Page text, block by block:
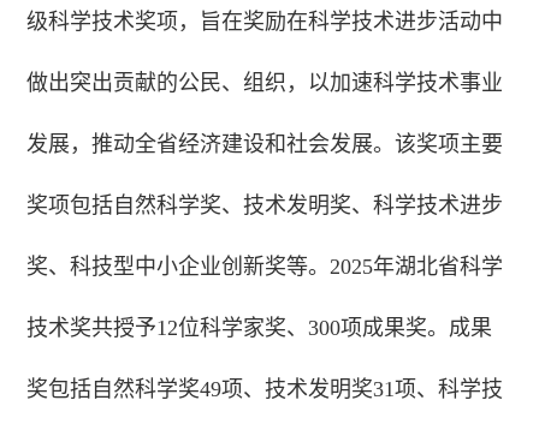
级科学技术奖项，旨在奖励在科学技术进步活动中
做出突出贡献的公民、组织，以加速科学技术事业
发展，推动全省经济建设和社会发展。该奖项主要
奖项包括自然科学奖、技术发明奖、科学技术进步
奖、科技型中小企业创新奖等。2025年湖北省科学
技术奖共授予12位科学家奖、300项成果奖。成果
奖包括自然科学奖49项、技术发明奖31项、科学技